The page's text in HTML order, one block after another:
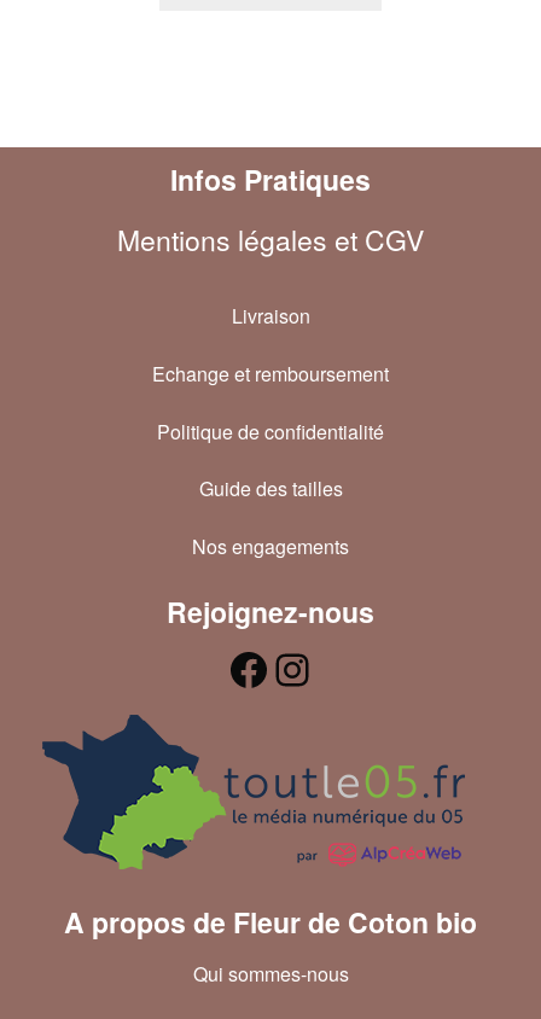
Infos Pratiques
Mentions légales et CGV
Livraison
Echange et remboursement
Politique de confidentialité
Guide des tailles
Nos engagements
Rejoignez-nous
A propos de Fleur de Coton bio
Qui sommes-nous